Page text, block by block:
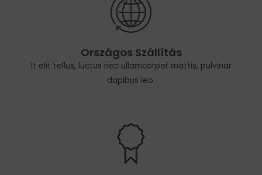
Országos Szállítás
It elit tellus, luctus nec ullamcorper mattis, pulvinar
dapibus leo.